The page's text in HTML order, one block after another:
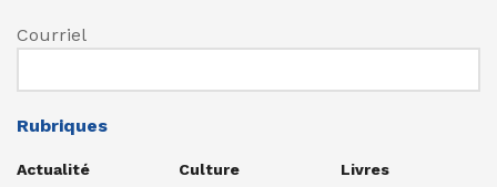
Courriel
Rubriques
Actualité
Culture
Livres